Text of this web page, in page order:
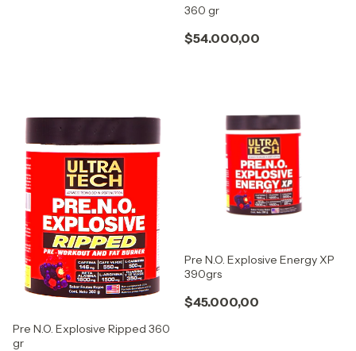
360 gr
$54.000,00
Pre N.O. Explosive Ripped 360
gr
Pre N.O. Explosive Energy XP
390grs
$45.000,00